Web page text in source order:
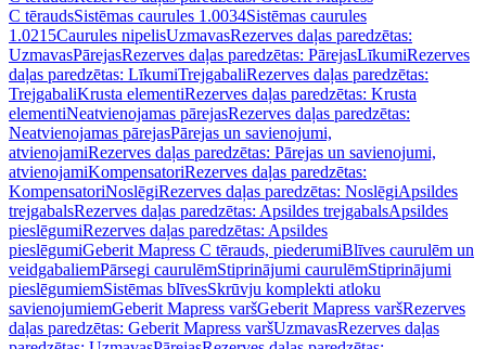
C tēraudsSistēmas caurules 1.0034Sistēmas caurules
1.0215Caurules nipelisUzmavasRezerves daļas paredzētas:
UzmavasPārejasRezerves daļas paredzētas: PārejasLīkumiRezerves
daļas paredzētas: LīkumiTrejgabaliRezerves daļas paredzētas:
TrejgabaliKrusta elementiRezerves daļas paredzētas: Krusta
elementiNeatvienojamas pārejasRezerves daļas paredzētas:
Neatvienojamas pārejasPārejas un savienojumi,
atvienojamiRezerves daļas paredzētas: Pārejas un savienojumi,
atvienojamiKompensatoriRezerves daļas paredzētas:
KompensatoriNoslēgiRezerves daļas paredzētas: NoslēgiApsildes
trejgabalsRezerves daļas paredzētas: Apsildes trejgabalsApsildes
pieslēgumiRezerves daļas paredzētas: Apsildes
pieslēgumiGeberit Mapress C tērauds, piederumiBlīves caurulēm un
veidgabaliemPārsegi caurulēmStiprinājumi caurulēmStiprinājumi
pieslēgumiemSistēmas blīvesSkrūvju komplekti atloku
savienojumiemGeberit Mapress varšGeberit Mapress varšRezerves
daļas paredzētas: Geberit Mapress varšUzmavasRezerves daļas